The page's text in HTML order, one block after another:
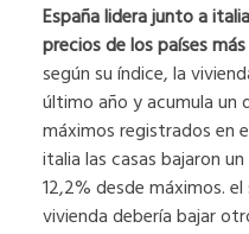
España lidera junto a
precios de los países
según su índice, la
último año y acumula un
máximos registrados en
italia las casas bajaron
12,2% desde máximos.
vivienda debería bajar